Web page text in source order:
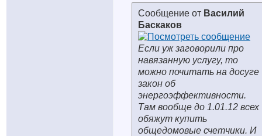
Сообщение от Василий
Баскаков
Если уж заговорили про
навязанную услугу, то
можно почитать на досуге
закон об
энергоэффективности.
Там вообще до 1.01.12 всех
обяжут купить
общедомовые счетчики. И